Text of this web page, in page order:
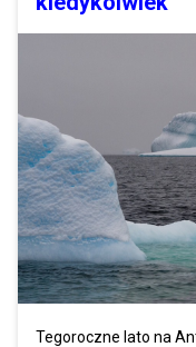
Tegoroczne lato na